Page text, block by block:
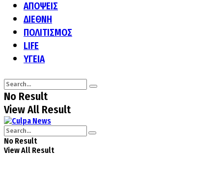
ΑΠΟΨΕΙΣ
ΔΙΕΘΝΗ
ΠΟΛΙΤΙΣΜΟΣ
LIFE
ΥΓΕΙΑ
No Result
View All Result
No Result
View All Result